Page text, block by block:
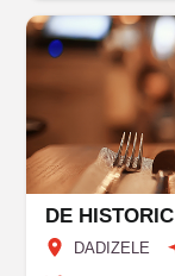
DE HISTORIC
DADIZELE